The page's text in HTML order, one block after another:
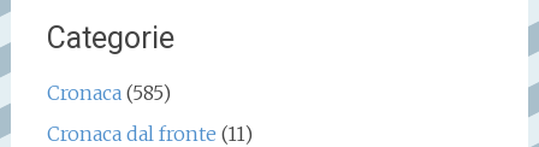
Categorie
Cronaca(585)
Cronaca dal fronte (11)